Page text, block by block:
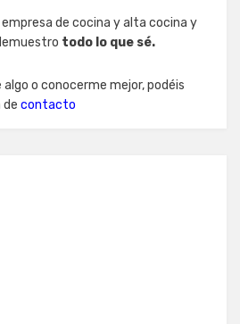
de cocina y alta cocina y
todo lo que sé.
o conocerme mejor, podéis
de contacto